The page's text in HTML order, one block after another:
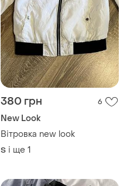
380 грн 6
New Look
Вітровка new look
S і ще 1